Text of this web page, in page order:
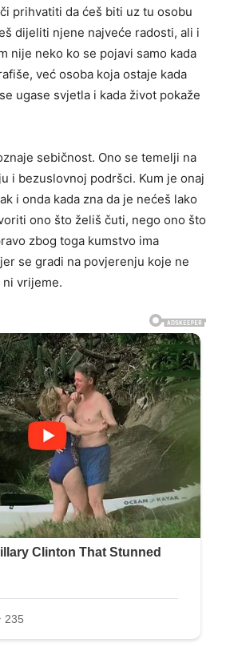
prihvatiti da ćeš biti uz tu osobu
dijeliti njene najveće radosti, ali i
nije neko ko se pojavi samo kada
već osoba koja ostaje kada
ugase svjetla i kada život pokaže
sebičnost. Ono se temelji na
i bezuslovnoj podršci. Kum je onaj
i onda kada zna da je nećeš lako
ono što želiš čuti, nego ono što
zbog toga kumstvo ima
se gradi na povjerenju koje ne
vrijeme.